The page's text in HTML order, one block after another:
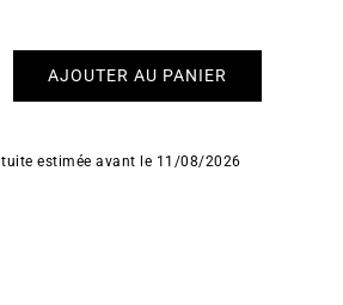
AJOUTER AU PANIER
estimée avant le 11/08/2026